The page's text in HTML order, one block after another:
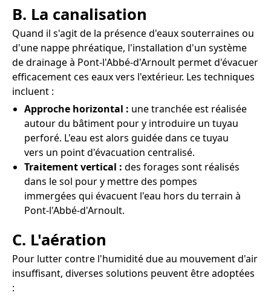
B. La canalisation
Quand il s'agit de la présence d'eaux souterraines ou
d'une nappe phréatique, l'installation d'un système
de drainage à Pont-l'Abbé-d'Arnoult permet d'évacuer
efficacement ces eaux vers l'extérieur. Les techniques
incluent :
Approche horizontal : une tranchée est réalisée
autour du bâtiment pour y introduire un tuyau
perforé. L'eau est alors guidée dans ce tuyau
vers un point d'évacuation centralisé.
Traitement vertical : des forages sont réalisés
dans le sol pour y mettre des pompes
immergées qui évacuent l'eau hors du terrain à
Pont-l'Abbé-d'Arnoult.
C. L'aération
Pour lutter contre l'humidité due au mouvement d'air
insuffisant, diverses solutions peuvent être adoptées
: